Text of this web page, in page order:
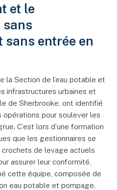
et le
sans
entrée en
la Section de l’eau potable et
infrastructures urbaines et
de Sherbrooke, ont identifié
pour soulever les
C’est lors d’une formation
que les gestionnaires se
de levage actuels
assurer leur conformité.
cette équipe, composée de
eau potable et pompage,